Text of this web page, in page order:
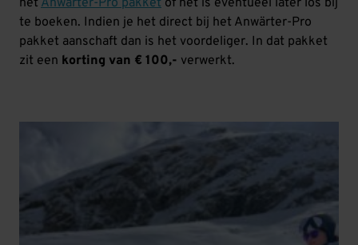
het Anwärter-Pro pakket of het is eventueel later los bij
te boeken. Indien je het direct bij het Anwärter-Pro
pakket aanschaft dan is het voordeliger. In dat pakket
zit een korting van € 100,- verwerkt.